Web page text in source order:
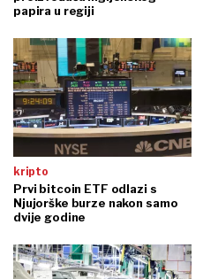
papira u regiji
kripto
Prvi bitcoin ETF odlazi s
Njujorške burze nakon samo
dvije godine